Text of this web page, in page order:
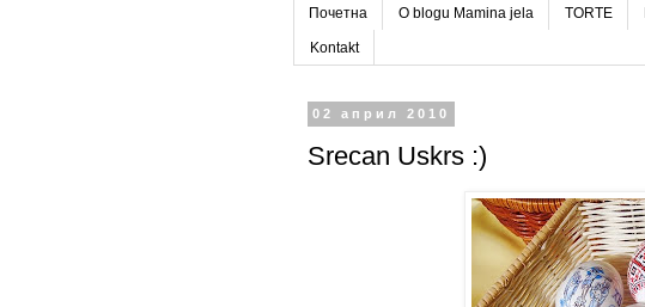
Почетна O blogu Mamina jela TORTE
Kontakt
02 април 2010
Srecan Uskrs :)